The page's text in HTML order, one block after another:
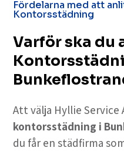
Fördelarna med att
Kontorsstädning
Varför ska du
Att välja Hyllie Service
kontorsstädning i
du får en städfirma